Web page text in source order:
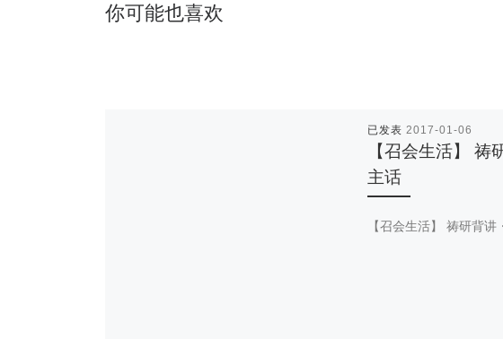
你可能也喜欢
已发表 2017-01-06
【召会生活】 祷
主话
【召会生活】 祷研背讲